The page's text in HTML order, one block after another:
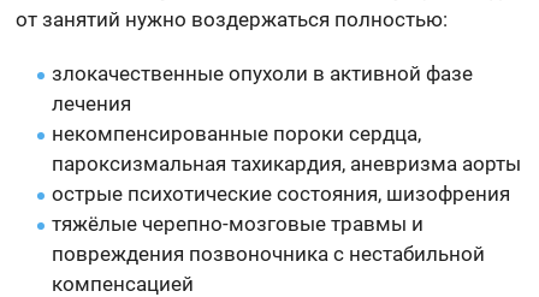
от занятий нужно воздержаться полностью:
злокачественные опухоли в активной фазе
лечения
некомпенсированные пороки сердца,
пароксизмальная тахикардия, аневризма аорты
острые психотические состояния, шизофрения
тяжёлые черепно-мозговые травмы и
повреждения позвоночника с нестабильной
компенсацией